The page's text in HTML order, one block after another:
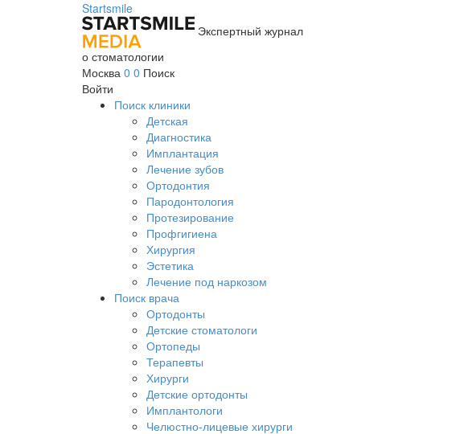
Startsmile
Экспертный журнал
о стоматологии
Москва 0 0 Поиск
Войти
Поиск клиники
Детская
Диагностика
Имплантация
Лечение зубов
Ортодонтия
Пародонтология
Протезирование
Профгигиена
Хирургия
Эстетика
Лечение под наркозом
Поиск врача
Ортодонты
Детские стоматологи
Ортопеды
Терапевты
Хирурги
Детские ортодонты
Имплантологи
Челюстно-лицевые хирурги